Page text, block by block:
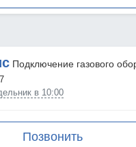
Подключение газового
в 10:00
Позвонить